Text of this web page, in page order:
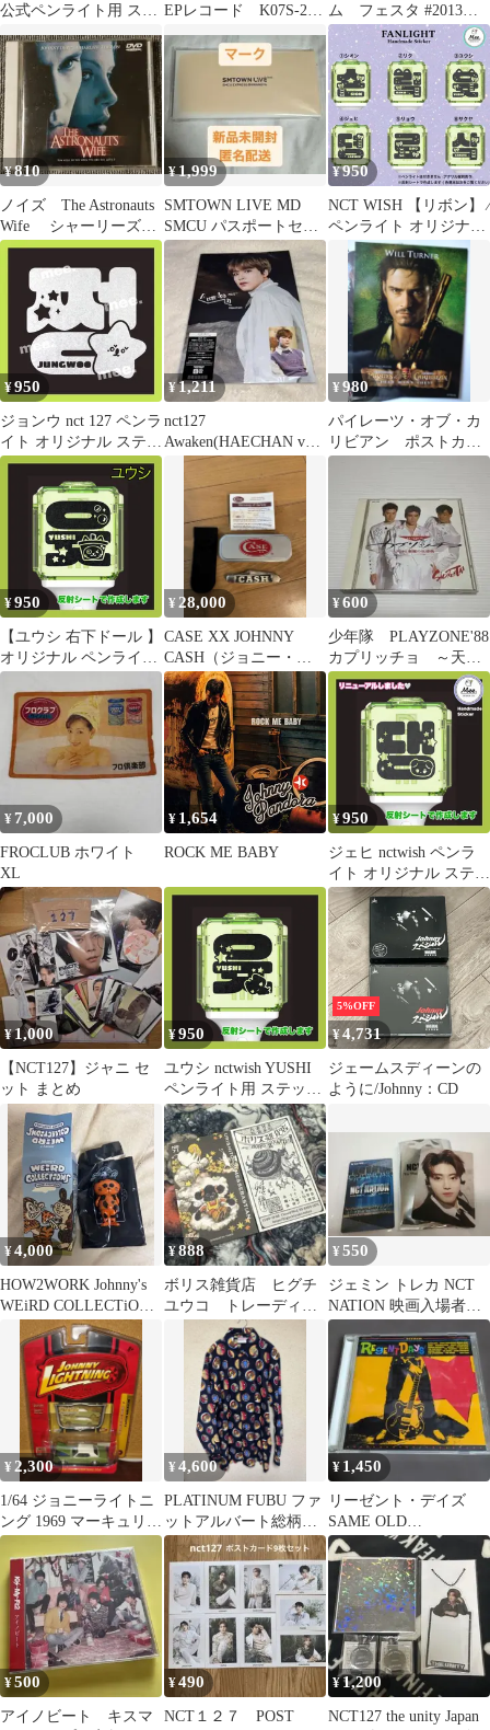
公式ペンライト用 ステ
ズ スピード発送 送料無
料
EPレコード K07S-248
ム フェスタ #2013
johnny's
¥810
ノイズ The Astronauts
Wife シャーリーズセ
ロン セルDVD
¥1,999
SMTOWN LIVE MD
SMCU パスポートセッ
ト NCT ヘ マーク
¥950
NCT WISH 【リボン】 ∕
ペンライト オリジナル
ステッカー
¥950
ジョンウ nct 127 ペンラ
イト オリジナル ステッ
カー
¥1,211
nct127
Awaken(HAECHAN ver.)
アルバム cd
¥980
パイレーツ・オブ・カ
リビアン ポストカー
ド 8枚 オーランド・
¥950
【ユウシ 右下ドール 】
オリジナル ペンライト
オリジナル ステッカー
¥ 28,000
CASE XX JOHNNY
CASH（ジョニー・キ
ャッシュ）記念モデル
¥600
少年隊 PLAYZONE'88
カプリッチョ ～天使
と悪魔の狂想曲～
¥ 7,000
FROCLUB ホワイト
XL
¥ 1,654
ROCK ME BABY
¥950
ジェヒ nctwish ペンラ
イト オリジナル ステッ
カー
¥1,000
【NCT127】ジャニ セ
ット まとめ
¥950
ユウシ nctwish YUSHI
ペンライト用 ステッカ
ー 推し活 デコグッズ
スピード発送 送料無料
5%OFF
¥4,731
ジェームスディーンの
ように/Johnny：CD
¥4,000
HOW2WORK Johnny's
WEiRD COLLECTiONS
¥888
ボリス雑貨店 ヒグチ
ユウコ トレーディン
グカード №71
No.71【非売品】
¥550
ジェミン トレカ NCT
NATION 映画入場者特
典 ジェミン
¥ 2,300
1/64 ジョニーライトニ
ング 1969 マーキュリー
クーガー アメ車ミニカ
ー
¥4,600
PLATINUM FUBU ファ
ットアルバート総柄シ
ャツ
¥ 1,450
リーゼント・デイズ
SAME OLD
ROCK’N’ROLL AND
DANCE
¥500
アイノビート キスマ
¥490
NCT１２７ POST
¥ 1,200
NCT127 the unity Japan